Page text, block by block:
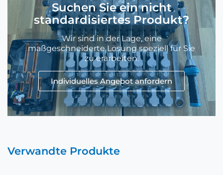
Suchen Sie ein nicht
standardisiertes Produkt?
Wir sind in der Lage, eine
maßgeschneiderte Lösung speziell für Sie
zu erarbeiten.
Individuelles Angebot anfordern
Verwandte Produkte